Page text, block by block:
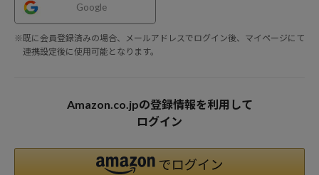
Google
※既に会員登録済みの場合、メールアドレスでログイン後、マイページにて
連携設定後に使用可能となります。
Amazon.co.jpの登録情報を利用して
ログイン